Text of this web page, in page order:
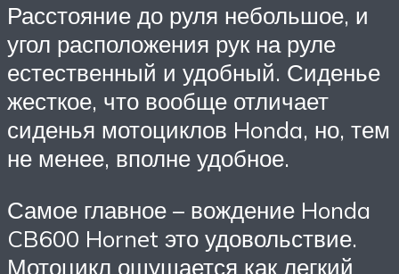
Расстояние до руля небольшое, и
угол расположения рук на руле
естественный и удобный. Сиденье
жесткое, что вообще отличает
сиденья мотоциклов Honda, но, тем
не менее, вполне удобное.
Самое главное – вождение Honda
CB600 Hornet это удовольствие.
Мотоцикл ощущается как легкий